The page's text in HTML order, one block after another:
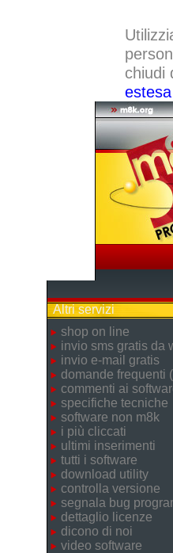
chiudi
estesa
Altri servizi
shop on line
invio sms gratis da
invio e-mail gratis
domande frequenti
commenti ai
specifiche tecniche
software non m8k
i più cliccati
ultimi inserimenti
tutti i software
download utility
controlla versione
segnala bug
dettaglio licenze
dicono di noi
video software